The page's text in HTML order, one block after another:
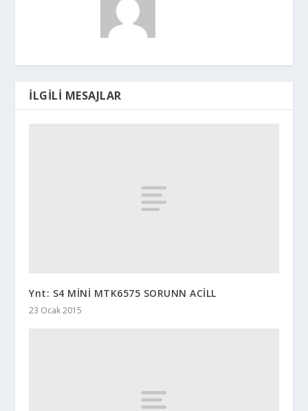
İLGILI MESAJLAR
Ynt: S4 MİNİ MTK6575 SORUNN ACİLL
23 Ocak 2015